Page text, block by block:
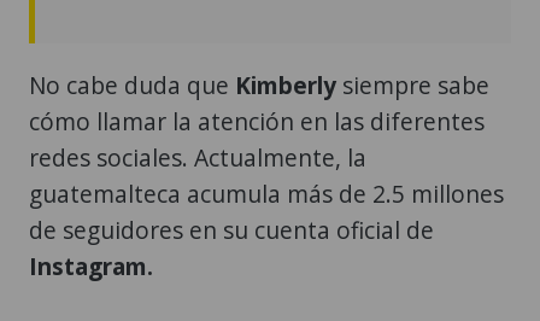
No cabe duda que Kimberly siempre sabe
cómo llamar la atención en las diferentes
redes sociales. Actualmente, la
guatemalteca acumula más de 2.5 millones
de seguidores en su cuenta oficial de
Instagram.